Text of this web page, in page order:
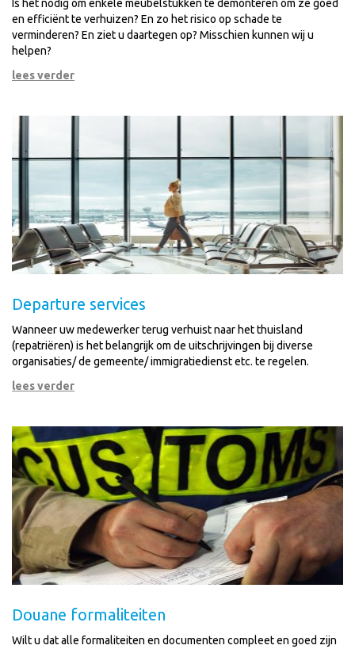
Is het nodig om enkele meubelstukken te demonteren om ze goed
en efficiënt te verhuizen? En zo het risico op schade te
verminderen? En ziet u daartegen op? Misschien kunnen wij u
helpen?
lees verder
Departure services
Wanneer uw medewerker terug verhuist naar het thuisland
(repatriëren) is het belangrijk om de uitschrijvingen bij diverse
organisaties/ de gemeente/ immigratiedienst etc. te regelen.
lees verder
Douane formaliteiten
Wilt u dat alle formaliteiten en documenten compleet en goed zijn